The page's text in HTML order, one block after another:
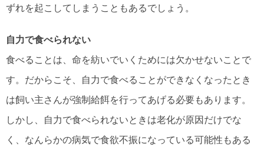
ずれを起こしてしまうこともあるでしょう。
自力で食べられない
食べることは、命を紡いでいくためには欠かせないことで
す。だからこそ、自力で食べることができなくなったとき
は飼い主さんが強制給餌を行ってあげる必要もあります。
しかし、自力で食べられないときは老化が原因だけでな
く、なんらかの病気で食欲不振になっている可能性もある